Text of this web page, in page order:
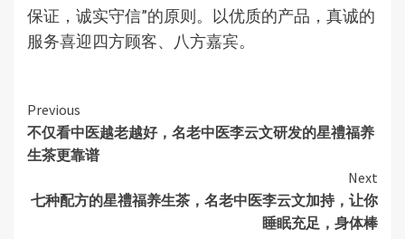
保证，诚实守信”的原则。以优质的产品，真诚的
服务喜迎四方顾客、八方嘉宾。
Continue
Reading
Previous
不仅看中医越老越好，名老中医李云文研发的星禮福养
生茶更靠谱
Next
七种配方的星禮福养生茶，名老中医李云文加持，让你
睡眠充足，身体棒